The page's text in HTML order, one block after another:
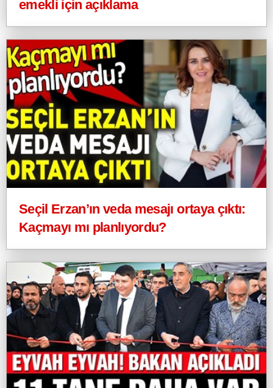
emekli için açıklama
Seçil Erzan’ın veda mesajı ortaya çıktı:
Kaçmayı mı planlıyordu?